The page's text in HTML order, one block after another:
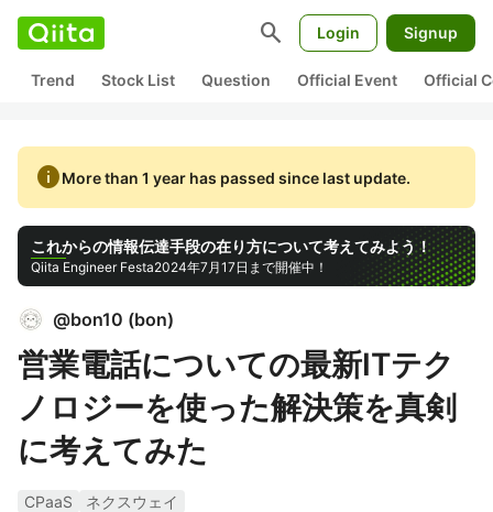
search Login Signup
Trend Stock List Question Official Event Official
infoMore than 1 year has passed since last update.
これからの情報伝達手段の在り方について考えてみよう！
Qiita Engineer Festa2024年7月17日まで開催中！
@bon10 (bon)
営業電話についての最新ITテク
ノロジーを使った解決策を真剣
に考えてみた
CPaaS
ネクスウェイ